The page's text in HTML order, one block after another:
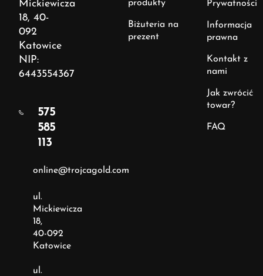
Mickiewicza
18, 40-
092
Katowice
NIP:
6443554367
575
585
113
online@trojcagold.com
ul.
Mickiewicza
18,
40-092
Katowice
ul.
produkty
Biżuteria na
prezent
Prywatności
Informacja
prawna
Kontakt z
nami
Jak zwrócić
towar?
FAQ